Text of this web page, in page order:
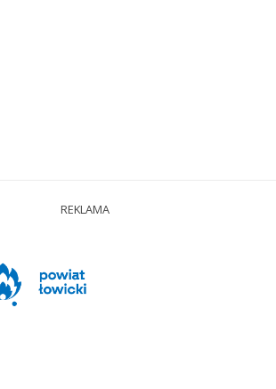
REKLAMA